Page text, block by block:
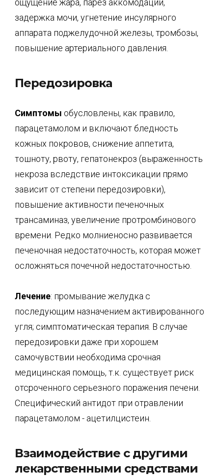
задержка мочи, угнетение инсулярного
аппарата подже­лудочной железы, тромбозы,
повышение артериального давления.
Передозировка
Симптомы обусловлены, как правило,
парацетамолом и включают бледность
кожных покровов, снижение аппетита,
тошноту, рвоту, гепатонекроз (выраженность
некроза вследствие интоксика­ции прямо
зависит от степени передозировки),
повышение активности печеночных
трансаминаз, увеличение протромбинового
времени. Редко молниеносно развивается
печеночная недостаточ­ность, которая может
осложняться почечной недостаточностью.
Лечение: промывание желудка с
последующим назначением активированного
угля; симптомати­ческая терапия. В случае
передозировки даже при хорошем
самочувствии необходима срочная
медицинская помощь, т.к. существует риск
отсроченного серьезного поражения печени.
Специ­фический антидот при отравлении
парацетамолом - ацетилцистеин.
Взаимодействие с другими
лекарственными средствами